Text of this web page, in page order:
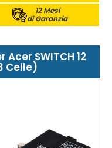
12 Mesi
di Garanzia
SWITCH 12
Celle)